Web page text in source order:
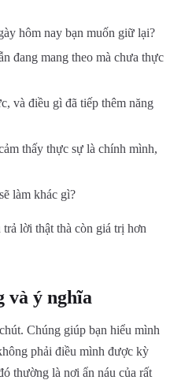
hôm nay bạn muốn giữ lại?
đang mang theo mà chưa thực
và điều gì đã tiếp thêm năng
thấy thực sự là chính mình,
làm khác gì?
lời thật thà còn giá trị hơn
và ý nghĩa
Chúng giúp bạn hiểu mình
phải điều mình được kỳ
thường là nơi ẩn náu của rất